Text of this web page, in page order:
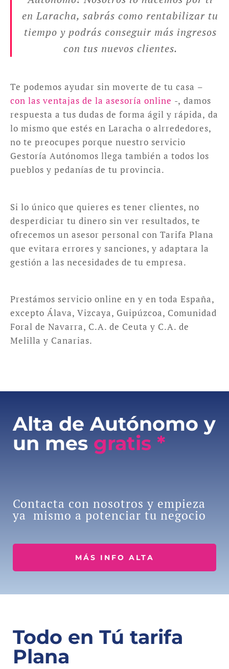
en Laracha, sabrás como rentabilizar tu
tiempo y podrás conseguir más ingresos
con tus nuevos clientes.
Te podemos ayudar sin moverte de tu casa –
con las ventajas de la asesoría online -, damos
respuesta a tus dudas de forma ágil y rápida, da
lo mismo que estés en Laracha o alrrededores,
no te preocupes porque nuestro servicio
Gestoría Autónomos llega también a todos los
pueblos y pedanías de tu provincia.
Si lo único que quieres es tener clientes, no
desperdiciar tu dinero sin ver resultados, te
ofrecemos un asesor personal con Tarifa Plana
que evitara errores y sanciones, y adaptara la
gestión a las necesidades de tu empresa.
Prestámos servicio online en y en toda España,
excepto Álava, Vizcaya, Guipúzcoa, Comunidad
Foral de Navarra, C.A. de Ceuta y C.A. de
Melilla y Canarias.
Alta de Autónomo y
un mes gratis *
Contacta con nosotros y empieza
ya mismo a potenciar tu negocio
MÁS INFO ALTA
Todo en Tú tarifa
Plana